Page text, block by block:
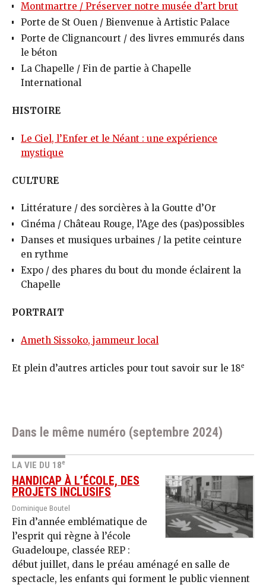
Montmartre / Préserver notre musée d’art brut
Porte de St Ouen / Bienvenue à Artistic Palace
Porte de Clignancourt / des livres emmurés dans
le béton
La Chapelle / Fin de partie à Chapelle
International
HISTOIRE
Le Ciel, l’Enfer et le Néant : une expérience
mystique
CULTURE
Littérature / des sorcières à la Goutte d’Or
Cinéma / Château Rouge, l’Age des (pas)possibles
Danses et musiques urbaines / la petite ceinture
en rythme
Expo / des phares du bout du monde éclairent la
Chapelle
PORTRAIT
Ameth Sissoko, jammeur local
Et plein d’autres articles pour tout savoir sur le 18e
Dans le même numéro (septembre 2024)
LA VIE DU 18e
HANDICAP À L’ÉCOLE, DES
PROJETS INCLUSIFS
Dominique Boutel
Fin d’année emblématique de
l’esprit qui règne à l’école
Guadeloupe, classée REP :
début juillet, dans le préau aménagé en salle de
spectacle, les enfants qui forment le public viennent